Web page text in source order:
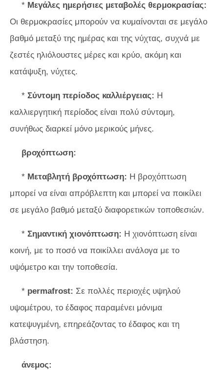
* Μεγάλες ημερήσιες μεταβολές θερμοκρασίας:
Οι θερμοκρασίες μπορούν να κυμαίνονται σε μεγάλο
βαθμό μεταξύ της ημέρας και της νύχτας, συχνά με
ζεστές ηλιόλουστες μέρες και κρύο, ακόμη και
κατάψυξη, νύχτες.
* Σύντομη περίοδος καλλιέργειας: Η
καλλιεργητική περίοδος είναι πολύ σύντομη,
συνήθως διαρκεί μόνο μερικούς μήνες.
βροχόπτωση:
* Μεταβλητή βροχόπτωση: Η βροχόπτωση
μπορεί να είναι απρόβλεπτη και μπορεί να ποικίλει
σε μεγάλο βαθμό μεταξύ διαφορετικών τοποθεσιών.
* Σημαντική χιονόπτωση: Η χιονόπτωση είναι
κοινή, με το ποσό να ποικίλλει ανάλογα με το
υψόμετρο και την τοποθεσία.
* permafrost: Σε πολλές περιοχές υψηλού
υψομέτρου, το έδαφος παραμένει μόνιμα
κατεψυγμένη, επηρεάζοντας το έδαφος και τη
βλάστηση.
άνεμος: